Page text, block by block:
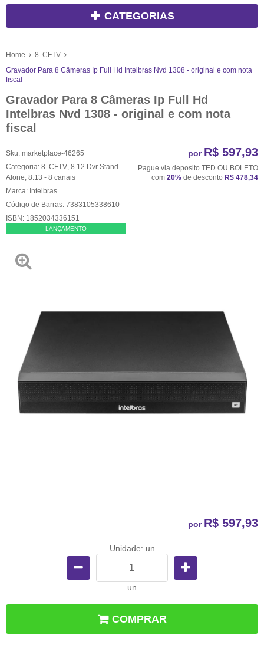
CATEGORIAS
Home
8. CFTV
Gravador Para 8 Câmeras Ip Full Hd Intelbras Nvd 1308 - original e com nota
fiscal
Gravador Para 8 Câmeras Ip Full Hd
Intelbras Nvd 1308 - original e com nota
fiscal
Sku: marketplace-46265
Categoria: 8. CFTV 8.12 Dvr Stand
Alone 8.13 - 8 canais
Marca: Intelbras
Código de Barras: 7383105338610
ISBN: 1852034336151
LANÇAMENTO
por R$ 597,93
Pague via deposito TED OU BOLETO
com 20% de desconto R$ 478,34
por R$ 597,93
Unidade: un
un
COMPRAR